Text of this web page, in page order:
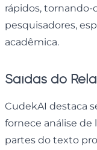
rápidos, tornando-
pesquisadores,
acadêmica.
Saídas do
CudekAI destaca
fornece análise
partes do texto